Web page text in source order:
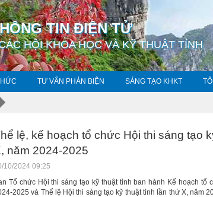
TIN ĐIỆN TỬ
HỘI KHOA HỌC VÀ KỸ THUẬT TỈNH
TƯ VẤN PHẢN BIỆN SÁNG TẠO KHKT
lệ, kế hoạch tổ chức Hội thi sáng tạo
năm 2024-2025
10/2024 09:25
Tổ chức Hội thi sáng tạo kỹ thuật tỉnh ban hành Kế hoạch tổ
2025 và Thể lệ Hội thi sáng tạo kỹ thuật tỉnh lần thứ X, năm